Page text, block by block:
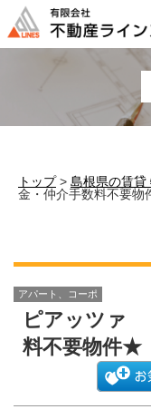
このページの本文へ
トップ> 島根県の賃貸
金・仲介手数料不要
アパート、コーポ
ピアッツァ
料不要物件★